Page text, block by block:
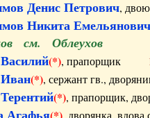
Денис Петрович,
Никита Емельянович
см. Облеухов
(*), прапорщик
(*), сержант гв.,
(*), прапорщик,
, дворянка,